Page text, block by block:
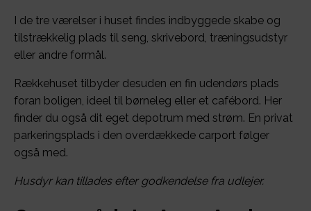
I de tre værelser i huset findes indbyggede skabe og
tilstrækkelig plads til seng, skrivebord, træningsudstyr
eller andre formål.
Rækkehuset tilbyder desuden en fin udendørs plads
foran boligen, ideel til børneleg eller et cafébord. Her
finder du også dit eget depotrum med strøm. En privat
parkeringsplads i den overdækkede carport følger
også med.
Husdyr kan tillades efter godkendelse fra udlejer.